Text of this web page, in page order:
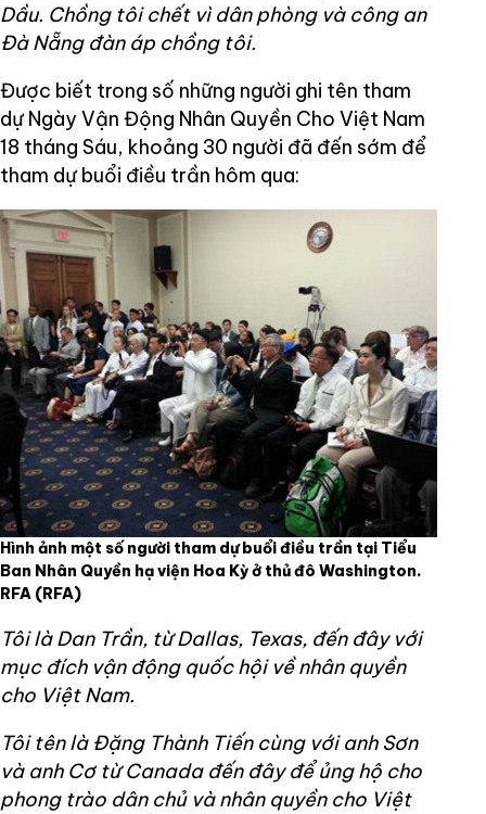
Dầu. Chồng tôi chết vì dân phòng và công an
Đà Nẵng đàn áp chồng tôi.
Được biết trong số những người ghi tên tham
dự Ngày Vận Động Nhân Quyền Cho Việt Nam
18 tháng Sáu, khoảng 30 người đã đến sớm để
tham dự buổi điều trần hôm qua:
Hình ảnh một số người tham dự buổi điều trần tại Tiểu
Ban Nhân Quyền hạ viện Hoa Kỳ ở thủ đô Washington.
RFA (RFA)
Tôi là Dan Trần, từ Dallas, Texas, đến đây với
mục đích vận động quốc hội về nhân quyền
cho Việt Nam.
Tôi tên là Đặng Thành Tiến cùng với anh Sơn
và anh Cơ từ Canada đến đây để ủng hộ cho
phong trào dân chủ và nhân quyền cho Việt